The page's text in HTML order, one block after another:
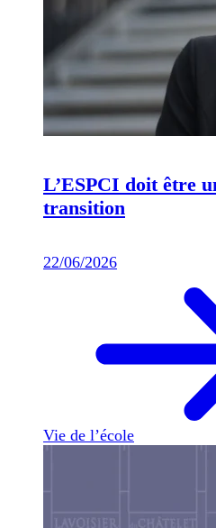
L’ESPCI doit être
transition
22/06/2026
Vie de l’école